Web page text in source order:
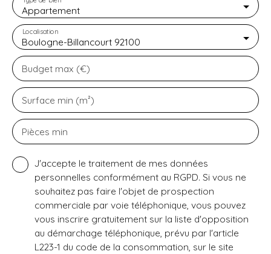
Appartement
Boulogne-Billancourt 92100
Localisation
Budget max (€)
Surface min (m²)
Pièces min
J'accepte le traitement de mes données
personnelles conformément au RGPD. Si vous ne
souhaitez pas faire l'objet de prospection
commerciale par voie téléphonique, vous pouvez
vous inscrire gratuitement sur la liste d'opposition
au démarchage téléphonique, prévu par l'article
L223-1 du code de la consommation, sur le site